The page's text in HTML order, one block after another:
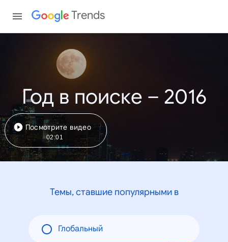
Trends
Год в поиске – 2016
Посмотрите видео
02:01
Темы, ставшие популярными в
Глобальный